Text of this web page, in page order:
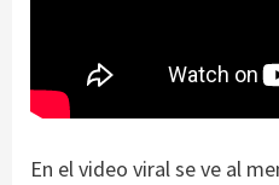
En el video viral se ve al